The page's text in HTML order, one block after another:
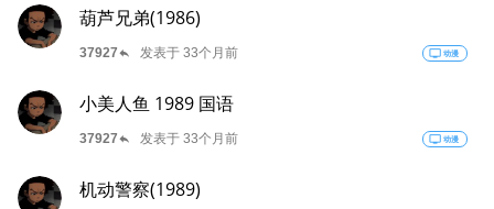
葫芦兄弟(1986)
37927reply 发表于 33个月前 tv 动漫
小美人鱼 1989 国语
37927reply 发表于 33个月前 tv 动漫
机动警察(1989)